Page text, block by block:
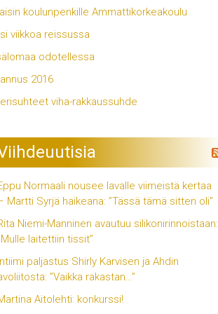
koulunpenkille Ammattikorkeakoulu
viikkoa reissussa
odotellessa
2016
viha-rakkaussuhde
Normaali nousee lavalle viimeistä kertaa
Martti Syrjä haikeana: ”Tässä tämä sitten oli”
Niemi-Manninen avautuu silikonirinnoistaan:
laitettiin tissit”
paljastus Shirly Karvisen ja Ahdin
”Vaikka rakastan…”
Aitolehti: konkurssi!